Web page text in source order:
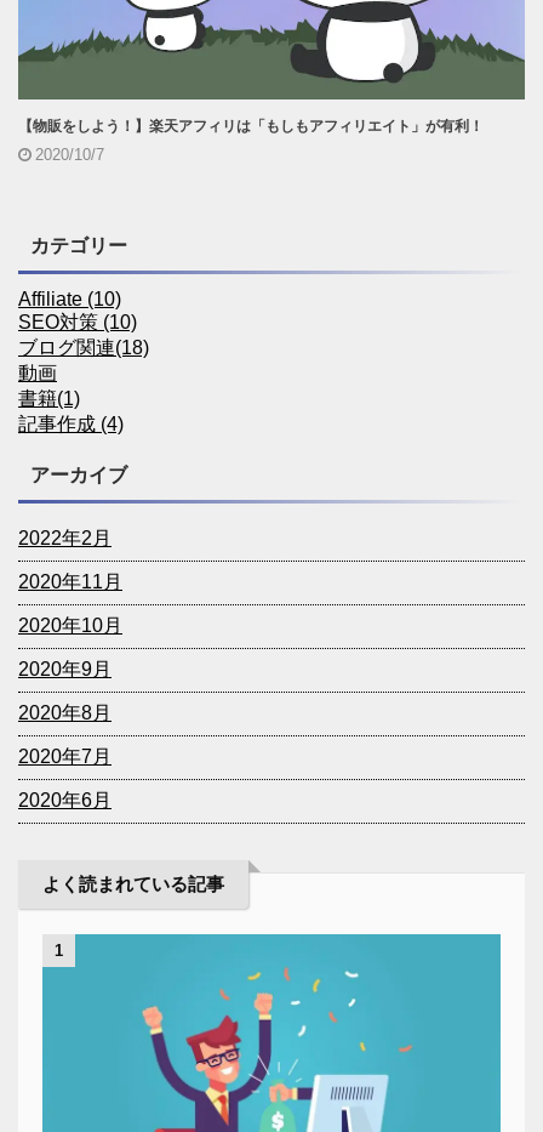
【物販をしよう！】楽天アフィリは「もしもアフィリエイト」が有利！
2020/10/7
カテゴリー
Affiliate (10)
SEO対策 (10)
ブログ関連(18)
動画
書籍(1)
記事作成 (4)
アーカイブ
2022年2月
2020年11月
2020年10月
2020年9月
2020年8月
2020年7月
2020年6月
よく読まれている記事
1